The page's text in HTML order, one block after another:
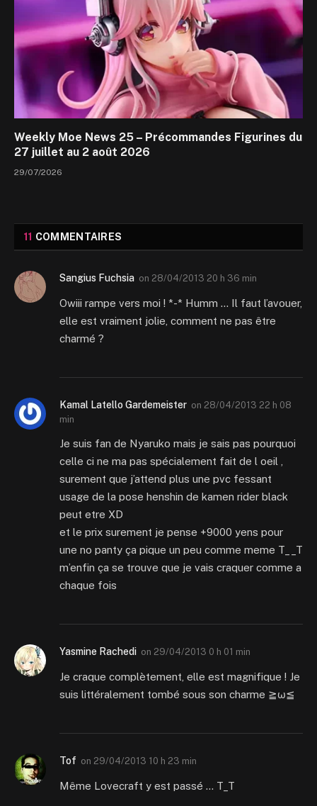
Weekly Moe News 25 – Précommandes Figurines du
27 juillet au 2 août 2026
29/07/2026
11 COMMENTAIRES
Sangius Fuchsia on 28/04/2013 20 h 36 min
Owiii rampe vers moi ! *-* Humm … Il faut l’avouer,
elle est vraiment jolie, comment ne pas être
charmé ?
Kamal Latello Gardemeister on 28/04/2013 22 h 08
min
Je suis fan de Nyaruko mais je sais pas pourquoi
celle ci ne ma pas spécialement fait de l oeil ,
surement que j’attend plus une pvc fessant
usage de la pose henshin de kamen rider black
peut etre XD
et le prix surement je pense +9000 yens pour
une no panty ça pique un peu comme meme T__T
m’enfin ça se trouve que je vais craquer comme a
chaque fois
Yasmine Rachedi on 29/04/2013 0 h 01 min
Je craque complètement, elle est magnifique ! Je
suis littéralement tombé sous son charme ≧ω≦
Tof on 29/04/2013 10 h 23 min
Même Lovecraft y est passé … T_T